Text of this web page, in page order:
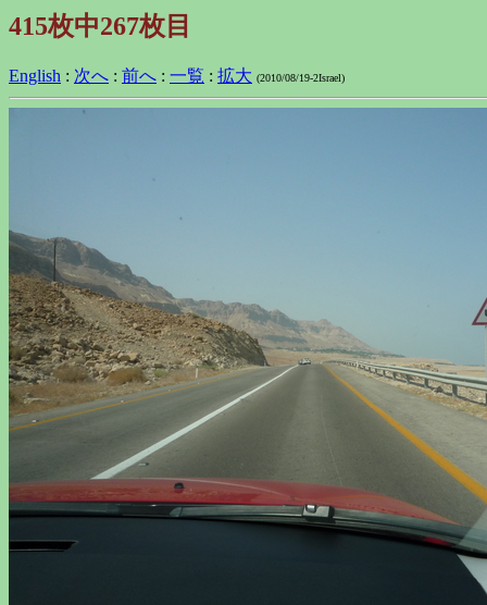
415枚中267枚目
English : 次へ : 前へ : 一覧 : 拡大 (2010/08/19-2Israel)